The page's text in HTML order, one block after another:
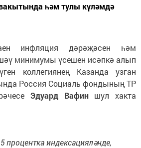
һәм тулы күләмдә
инфляция дәрәҗәсен һәм
минимумы үсешен исәпкә алып
коллегиянең Казанда узган
Россия Социаль фондының ТР
Эдуард Вафиншул хакта
процентка индексацияләнде,